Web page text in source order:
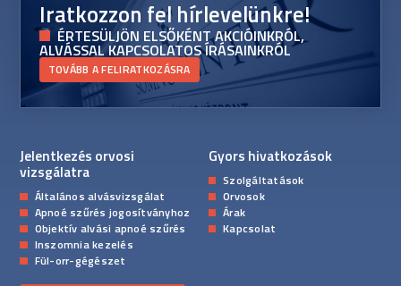
Iratkozzon fel hírlevelünkre!
ÉRTESÜLJÖN ELSŐKÉNT AKCIÓINKRÓL,
ALVÁSSAL KAPCSOLATOS ÍRÁSAINKRÓL
TOVÁBB A FELIRATKOZÁSRA
Jelentkezés orvosi
vizsgálatra
Általános alvásvizsgálat
Apnoé szűrés jogosítványhoz
Objektív alvási apnoé szűrés
Inszomnia kezelés
Fül-orr-gégészet
Gyors hivatkozások
Szolgáltatások
Orvosok
Árak
Kapcsolat